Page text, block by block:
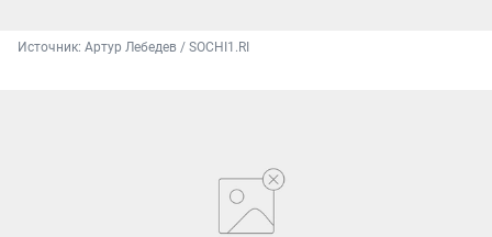
Источник: Артур Лебедев / SOCHI1.RI